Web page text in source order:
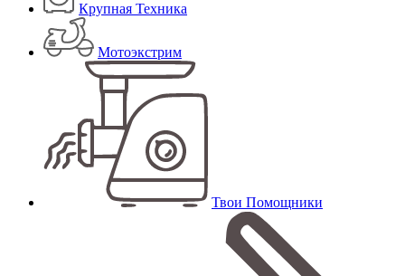
Крупная Техника
Мотоэкстрим
Твои Помощники